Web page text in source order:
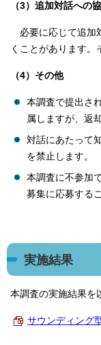
（3）追加対話への
必要に応じて追加
くことがあります。
（4）その他
本調査で提出さ
属しますが、返
対話にあたって
を禁止します。
本調査に不参加
募集に応募する
実施結果
本調査の実施結果を
サウンディング